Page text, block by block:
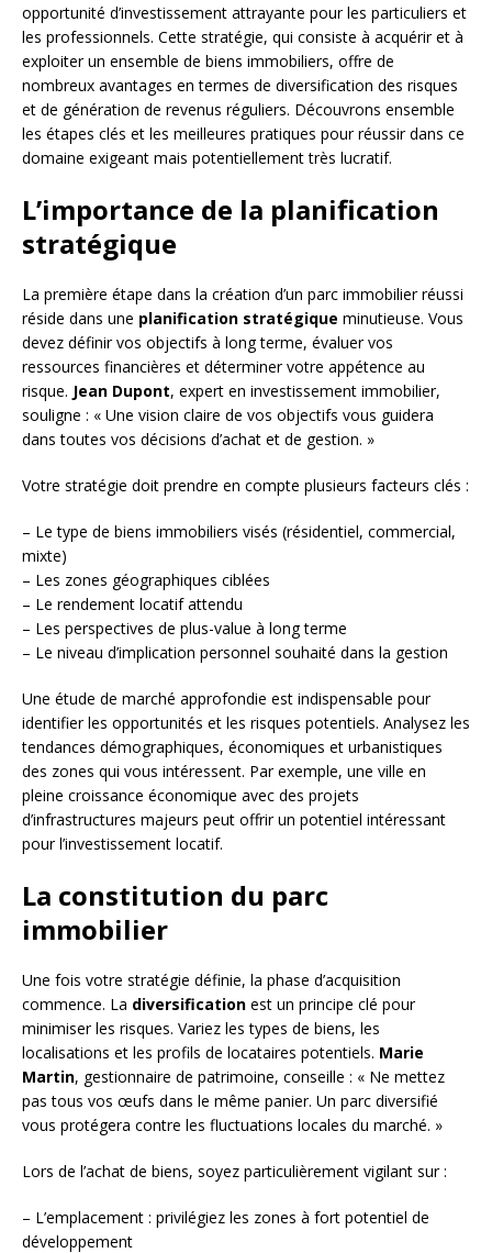
opportunité d’investissement attrayante pour les particuliers et
les professionnels. Cette stratégie, qui consiste à acquérir et à
exploiter un ensemble de biens immobiliers, offre de
nombreux avantages en termes de diversification des risques
et de génération de revenus réguliers. Découvrons ensemble
les étapes clés et les meilleures pratiques pour réussir dans ce
domaine exigeant mais potentiellement très lucratif.
L’importance de la planification
stratégique
La première étape dans la création d’un parc immobilier réussi
réside dans une planification stratégique minutieuse. Vous
devez définir vos objectifs à long terme, évaluer vos
ressources financières et déterminer votre appétence au
risque. Jean Dupont, expert en investissement immobilier,
souligne : « Une vision claire de vos objectifs vous guidera
dans toutes vos décisions d’achat et de gestion. »
Votre stratégie doit prendre en compte plusieurs facteurs clés :
– Le type de biens immobiliers visés (résidentiel, commercial,
mixte)
– Les zones géographiques ciblées
– Le rendement locatif attendu
– Les perspectives de plus-value à long terme
– Le niveau d’implication personnel souhaité dans la gestion
Une étude de marché approfondie est indispensable pour
identifier les opportunités et les risques potentiels. Analysez les
tendances démographiques, économiques et urbanistiques
des zones qui vous intéressent. Par exemple, une ville en
pleine croissance économique avec des projets
d’infrastructures majeurs peut offrir un potentiel intéressant
pour l’investissement locatif.
La constitution du parc
immobilier
Une fois votre stratégie définie, la phase d’acquisition
commence. La diversification est un principe clé pour
minimiser les risques. Variez les types de biens, les
localisations et les profils de locataires potentiels. Marie
Martin, gestionnaire de patrimoine, conseille : « Ne mettez
pas tous vos œufs dans le même panier. Un parc diversifié
vous protégera contre les fluctuations locales du marché. »
Lors de l’achat de biens, soyez particulièrement vigilant sur :
– L’emplacement : privilégiez les zones à fort potentiel de
développement